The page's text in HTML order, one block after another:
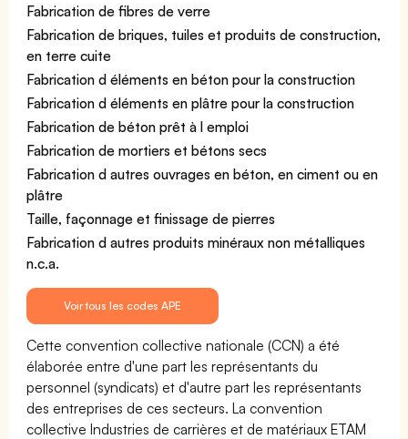
Fabrication de fibres de verre
Fabrication de briques, tuiles et produits de construction,
en terre cuite
Fabrication d éléments en béton pour la construction
Fabrication d éléments en plâtre pour la construction
Fabrication de béton prêt à l emploi
Fabrication de mortiers et bétons secs
Fabrication d autres ouvrages en béton, en ciment ou en
plâtre
Taille, façonnage et finissage de pierres
Fabrication d autres produits minéraux non métalliques
n.c.a.
Voir tous les codes APE
Cette convention collective nationale (CCN) a été
élaborée entre d'une part les représentants du
personnel (syndicats) et d'autre part les représentants
des entreprises de ces secteurs. La convention
collective Industries de carrières et de matériaux ETAM